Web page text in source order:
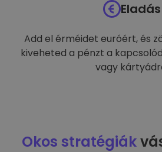
Eladás
Add el érméidet euróért, és
kiveheted a pénzt a
vagy
Okos stratégiák